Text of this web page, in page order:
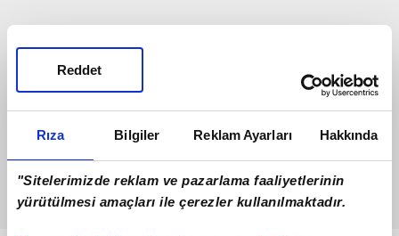
Rıza Bilgiler Reklam Ayarları Hakkında
"Sitelerimizde reklam ve pazarlama faaliyetlerinin
yürütülmesi amaçları ile çerezler kullanılmaktadır.
Reddet